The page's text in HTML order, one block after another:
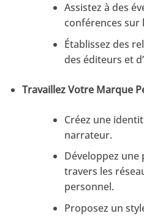
Assistez à des
conférences sur
Établissez des
des éditeurs et
Travaillez Votre Marque
Créez une
narrateur.
Développez une
travers les
personnel.
Proposez un